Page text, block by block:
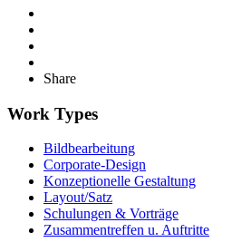
Share
Work Types
Bildbearbeitung
Corporate-Design
Konzeptionelle Gestaltung
Layout/Satz
Schulungen & Vorträge
Zusammentreffen u. Auftritte